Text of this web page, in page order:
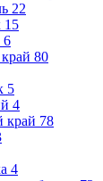
22
15
6
80
5
4
край 78
4